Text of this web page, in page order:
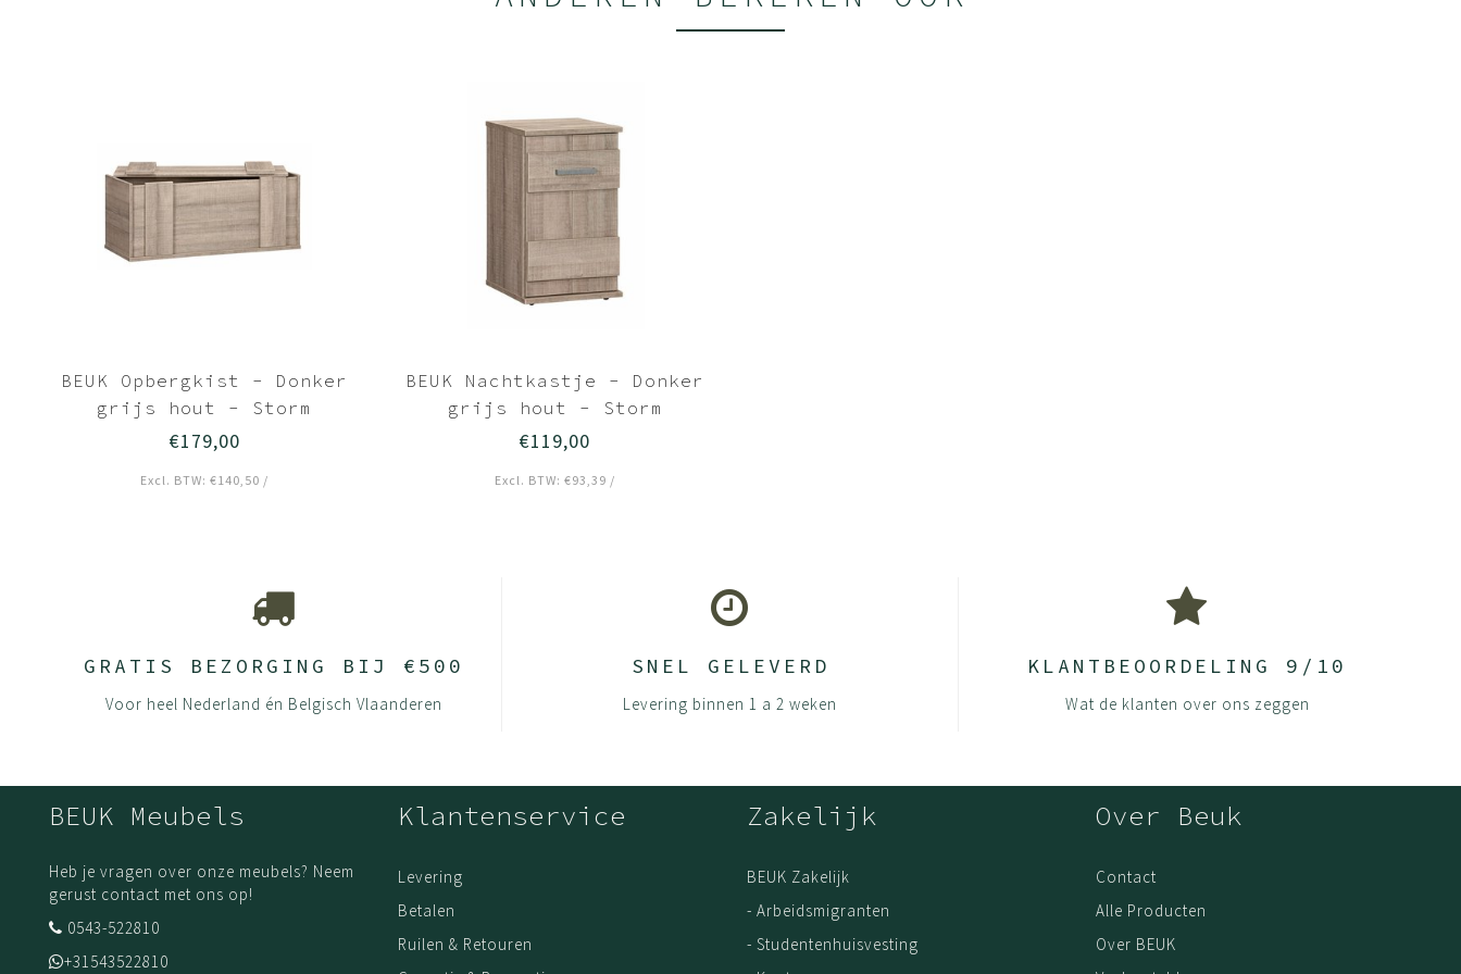
BEUK Opbergkist - Donker
grijs hout - Storm
€179,00
Excl. BTW: €140,50 /
BEUK Nachtkastje - Donker
grijs hout - Storm
€119,00
Excl. BTW: €93,39 /
GRATIS BEZORGING BIJ €500
Voor heel Nederland én Belgisch Vlaanderen
SNEL GELEVERD
Levering binnen 1 a 2 weken
KLANTBEOORDELING 9/10
Wat de klanten over ons zeggen
BEUK Meubels
Heb je vragen over onze meubels? Neem
gerust contact met ons op!
0543-522810
+31543522810
Klantenservice
Levering
Betalen
Ruilen & Retouren
Zakelijk
BEUK Zakelijk
- Arbeidsmigranten
- Studentenhuisvesting
Over Beuk
Contact
Alle Producten
Over BEUK